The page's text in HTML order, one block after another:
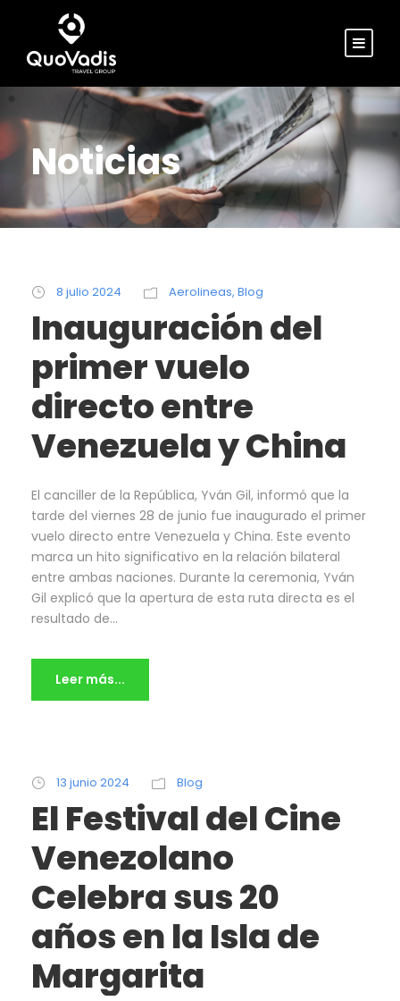
Noticias
8 julio 2024 Aerolineas, Blog
Inauguración del
primer vuelo
directo entre
Venezuela y China
El canciller de la República, Yván Gil, informó que la
tarde del viernes 28 de junio fue inaugurado el primer
vuelo directo entre Venezuela y China. Este evento
marca un hito significativo en la relación bilateral
entre ambas naciones. Durante la ceremonia, Yván
Gil explicó que la apertura de esta ruta directa es el
resultado de...
Leer más...
13 junio 2024 Blog
El Festival del Cine
Venezolano
Celebra sus 20
años en la Isla de
Margarita